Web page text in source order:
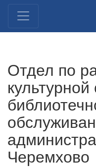
Отдел по
Черемхово